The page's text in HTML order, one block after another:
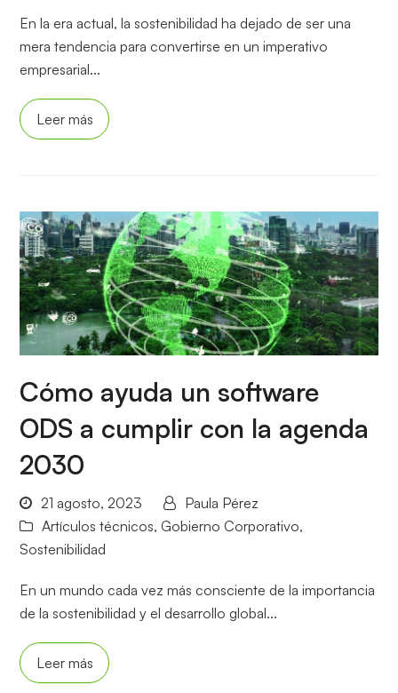
En la era actual, la sostenibilidad ha dejado de ser una
mera tendencia para convertirse en un imperativo
empresarial...
Leer más
Cómo ayuda un software
ODS a cumplir con la agenda
2030
21 agosto, 2023
Paula Pérez
Artículos técnicos, Gobierno Corporativo,
Sostenibilidad
En un mundo cada vez más consciente de la importancia
de la sostenibilidad y el desarrollo global...
Leer más